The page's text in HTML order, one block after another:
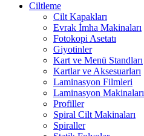
Ciltleme
Cilt Kapakları
Evrak İmha Makinaları
Fotokopi Asetatı
Giyotinler
Kart ve Menü Standları
Kartlar ve Aksesuarları
Laminasyon Filmleri
Laminasyon Makinaları
Profiller
Spiral Cilt Makinaları
Spiraller